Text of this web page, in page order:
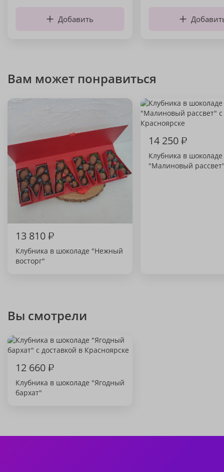
Добавить
Вам может понравиться
13 810₽
Клубника в шоколаде "Нежный
восторг"
14 250₽
Клубника в шоколаде
"Малиновый
Вы смотрели
12 660₽
Клубника в шоколаде "Ягодный
бархат"